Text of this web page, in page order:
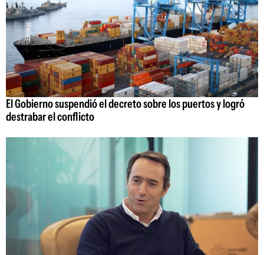
El Gobierno suspendió el decreto sobre los puertos y logró
destrabar el conflicto